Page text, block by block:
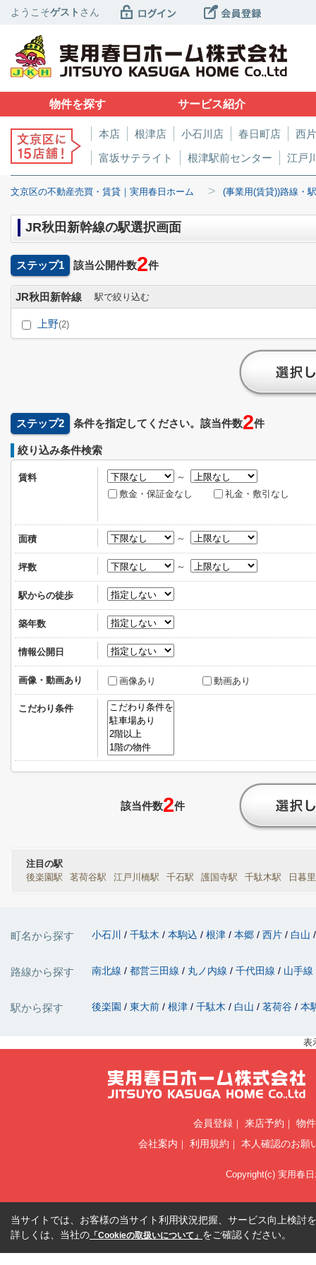
ようこそゲスト さん
物件を探す サービス紹介
本店 根津店 小石川店 春日町店
西
富坂サテライト
根津駅前センター 江戸
文京区の不動産売買・賃貸｜実用春日ホーム > (事業用(賃貸))路線・
JR秋田新幹線の駅選択画面
ステップ1 該当公開件数2件
JR秋田新幹線 駅で絞り込む
上野(2)
ステップ2 条件を指定してください。該当件数2件
絞り込み条件検索
賃料
～
敷金・保証金なし
礼金・敷引なし
面積 ～
坪数 ～
駅からの徒歩
築年数
情報公開日
画像・動画あり 画像あり 動画あり
こだわり条件
該当件数2件
注目の駅
後楽園駅
茗荷谷駅 江戸川橋駅 千石駅 護国寺駅 千駄木駅 日暮
町名から探す 小石川 千駄木 本駒込 根津 本郷 西片 白山
路線から探す 南北線 都営三田線 丸ノ内線 千代田線 山手線
駅から探す 後楽園 東大前 根津 千駄木 白山 茗荷谷 本
表
会員登録 来店予約
物
会社案内
利用規約 本人確認のお願
Copyright(c) 実用春
当サイトでは、お客様の当サイト利用状況把握、サービス向上検討
詳しくは、当社の 「Cookieの取扱いについて」 をご確認ください。